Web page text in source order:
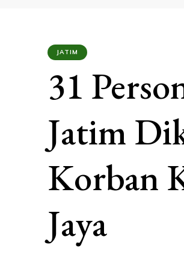
JATIM
31
Jatim
Korban
Jaya